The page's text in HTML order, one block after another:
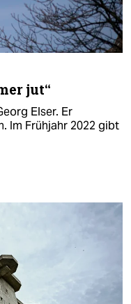
jut“
Elser. Er
Im Frühjahr 2022 gibt